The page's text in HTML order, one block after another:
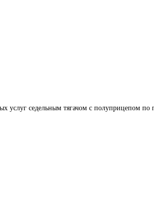
услуг седельным тягачом с полуприцепом по